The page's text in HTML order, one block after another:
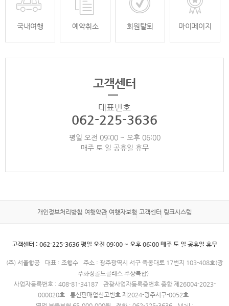
국내여행 예약취소 회원탈퇴 마이페이지
고객센터
대표번호
062-225-3636
평일 오전 09:00 ~ 오후 06:00
매주 토 일 공휴일 휴무
개인정보처리방침 여행약관 여행자보험 고객센터 링크시스템
고객센터 : 062-225-3636 평일 오전 09:00 ~ 오후 06:00 매주 토 일 공휴일 휴무
(주) 서울항공 대표 : 조행수
주소 : 광주광역시 서구 죽봉대로 17번지 103-408호(광
주화정골드클래스 주상복합)
사업자등록번호 : 408-81-34187
관광사업자등록증번호 종합 제26004-2023-
000020호
통신판매업신고번호 제2024-광주서구-0052호